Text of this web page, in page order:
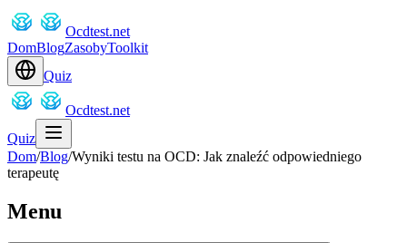
Ocdtest.net
DomBlogZasobyToolkit
Quiz
Ocdtest.net
Quiz
Dom/Blog/Wyniki testu na OCD: Jak znaleźć odpowiedniego
terapeutę
Menu